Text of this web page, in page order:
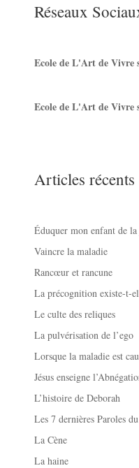
Réseaux
Ecole de L'Art de Vivre
Ecole de L'Art de Vivre
Articles récents
Éduquer mon enfant de
Vaincre la maladie
Rancœur et rancune
La précognition existe-t-
Le culte des reliques
La pulvérisation de l’ego
Lorsque la maladie est
Jésus enseigne
L’histoire de Deborah
Les 7 dernières Paroles
La Cène
La haine